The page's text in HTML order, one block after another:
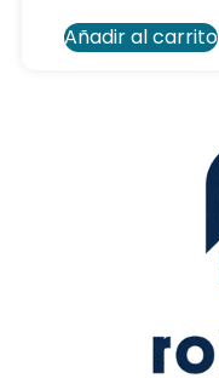
Añadir al carrito